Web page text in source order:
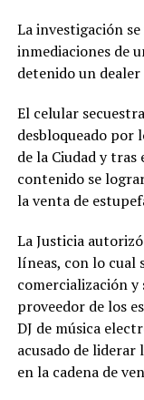
La investigación
inmediaciones de
detenido un
El celular
desbloqueado por
de la Ciudad y
contenido se
la venta de
La Justicia
líneas, con lo cual
comercialización
proveedor de los
DJ de música
acusado de
en la cadena de